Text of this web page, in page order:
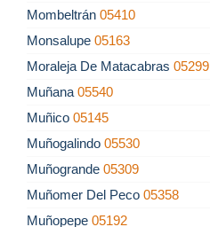
Mombeltrán 05410
Monsalupe 05163
Moraleja De Matacabras 05299
Muñana 05540
Muñico 05145
Muñogalindo 05530
Muñogrande 05309
Muñomer Del Peco 05358
Muñopepe 05192